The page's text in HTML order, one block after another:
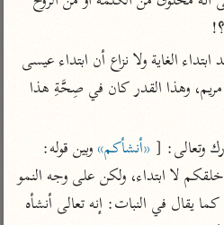
ابن جزي
الآلوسي
أيسر التفاسير
القرآن – تدبر وعمل
مركَّزة العبارة
تفسير الجلالين
وتعالى: [ «أنشأكم» وبين قوله:
لأن أنشأكم يفيد أنه خلقكم لا ابتداء، ولكن على وجه النمو